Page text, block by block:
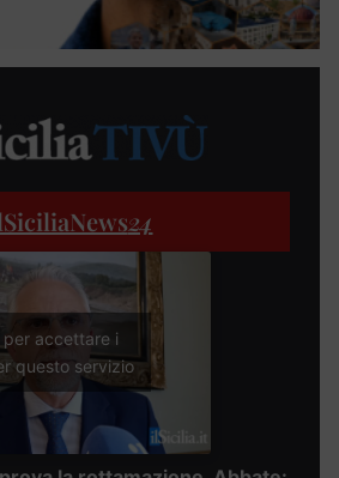
24
per accettare i
questo servizio